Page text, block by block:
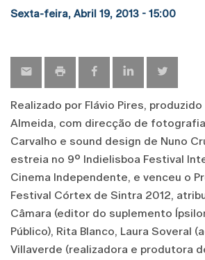
Sexta-feira, Abril 19, 2013 - 15:00
Realizado por Flávio Pires,
Almeida, com direcção de
Carvalho e sound design de Nuno
estreia no 9º Indielisboa Festival
Cinema Independente, e venceu o
Festival Córtex de Sintra 2012,
Câmara (editor do suplemento
Público), Rita Blanco, Laura Soveral
Villaverde (realizadora e produtora